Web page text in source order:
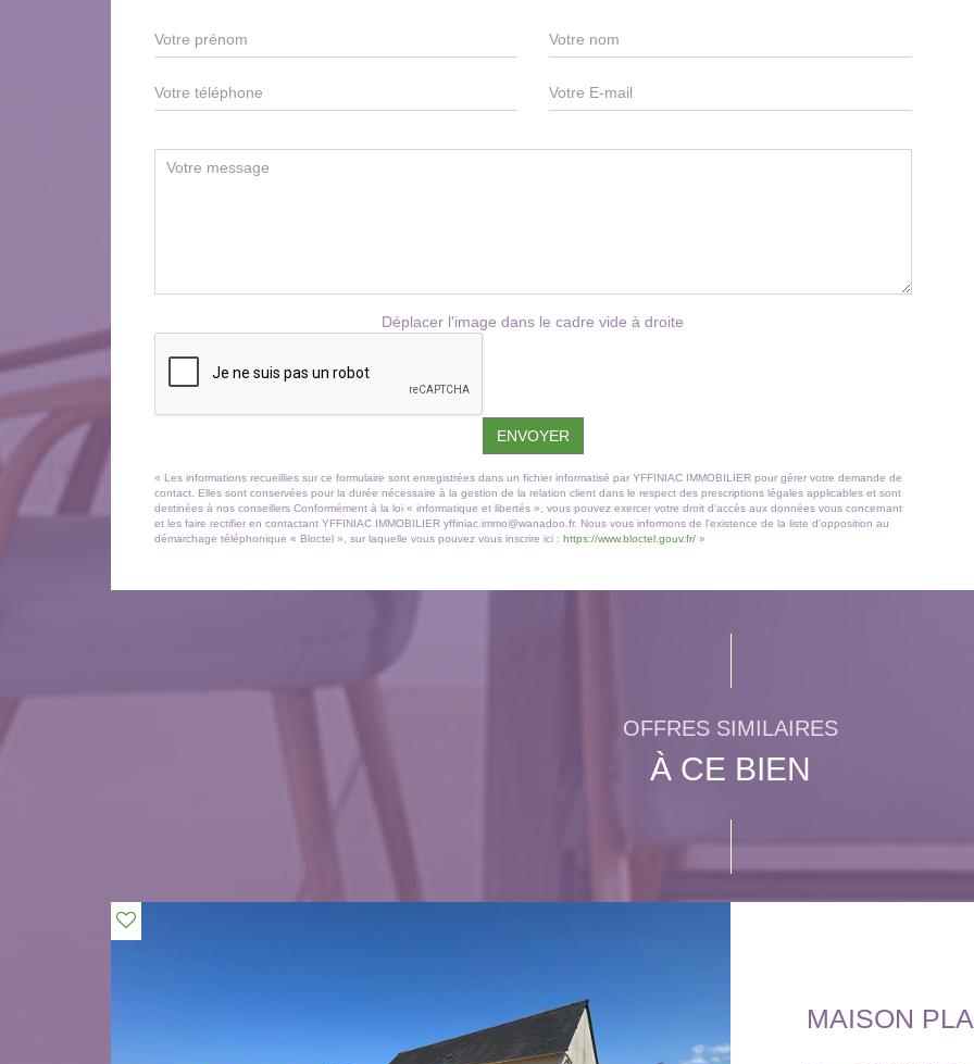
Déplacer l'image dans le cadre vide à droite
ENVOYER
« Les informations recueillies sur ce formulaire sont enregistrées dans un fichier informatisé par YFFINIAC IMMOBILIER pour gérer votre demande de
contact. Elles sont conservées pour la durée nécessaire à la gestion de la relation client dans le respect des prescriptions légales applicables et sont
destinées à nos conseillers Conformément à la loi « informatique et libertés », vous pouvez exercer votre droit d'accès aux données vous concernant
et les faire rectifier en contactant YFFINIAC IMMOBILIER yffiniac.immo@wanadoo.fr. Nous vous informons de l'existence de la liste d'opposition au
démarchage téléphonique « Bloctel », sur laquelle vous pouvez vous inscrire ici : https://www.bloctel.gouv.fr/ »
OFFRES SIMILAIRES
À CE BIEN
MAISON